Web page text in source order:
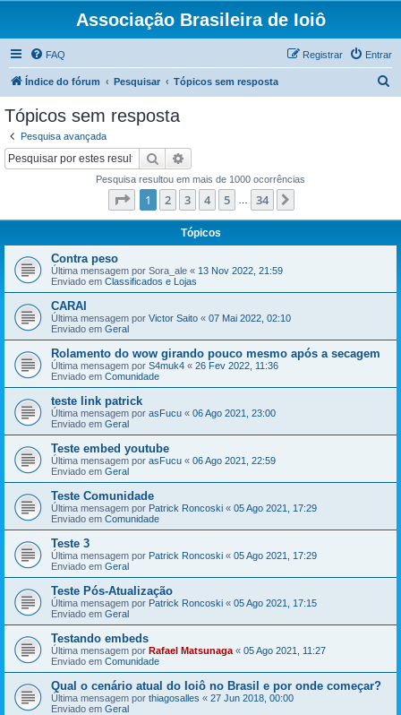
Associação Brasileira de Ioiô
FAQ Entrar
Registrar
Índice do fórum Pesquisar Tópicos sem resposta
Tópicos sem resposta
Pesquisa avançada
Pesquisar
Pesquisa resultou em mais de 1000 ocorrências
Página de 34
1 2 3 4 5 34
Tópicos
Contra peso
Última mensagem por Sora_ale « 13 Nov 2022, 21:59
Enviado em Classificados e Lojas
CARAI
Última mensagem por Victor Saito « 07 Mai 2022, 02:10
Enviado em Geral
Rolamento do wow girando pouco mesmo após a secagem
Última mensagem por S4muk4 « 26 Fev 2022, 11:36
Enviado em Comunidade
teste link patrick
Última mensagem por asFucu « 06 Ago 2021, 23:00
Enviado em Geral
Teste embed youtube
Última mensagem por asFucu « 06 Ago 2021, 22:59
Enviado em Geral
Teste Comunidade
Última mensagem por Patrick Roncoski « 05 Ago 2021, 17:29
Enviado em Comunidade
Teste 3
Última mensagem por Patrick Roncoski « 05 Ago 2021, 17:29
Enviado em Geral
Teste Pós-Atualização
Última mensagem por Patrick Roncoski « 05 Ago 2021, 17:15
Enviado em Geral
Testando embeds
Última mensagem por Rafael Matsunaga « 05 Ago 2021, 11:27
Enviado em Comunidade
Qual o cenário atual do Ioiô no Brasil e por onde começar?
Última mensagem por thiagosalles « 27 Jun 2018, 00:00
Enviado em Geral